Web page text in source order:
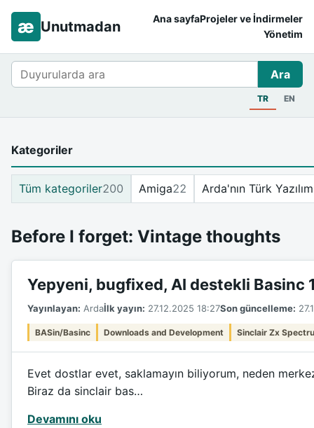
æ Unutmadan Ana sayfaProjeler ve İndirmeler
Yönetim
Ara Ara
TR EN
Before I forget: Vintage thoughts
Yepyeni, bugfixed, AI destekli Basinc
Yayınlayan: Ardaİlk yayın: 27.12.2025 18:27Son güncelleme:
BASin/Basinc Downloads and Development Sinclair Zx
Evet dostlar evet, saklamayın biliyorum, neden
Biraz da sinclair bas…
Devamını oku
Kategoriler
Tüm kategoriler200 Amiga22 Arda'nın Türk